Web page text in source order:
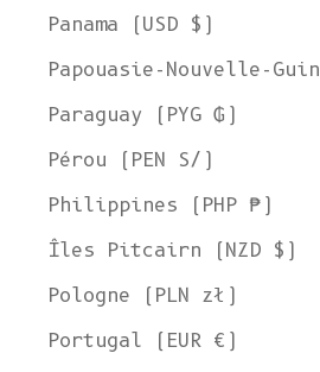
Panama (USD $)
Papouasie-Nouvelle-
Paraguay (PYG ₲)
Pérou (PEN S/)
Philippines (PHP ₱)
Îles Pitcairn (NZD $)
Pologne (PLN zł)
Portugal (EUR €)